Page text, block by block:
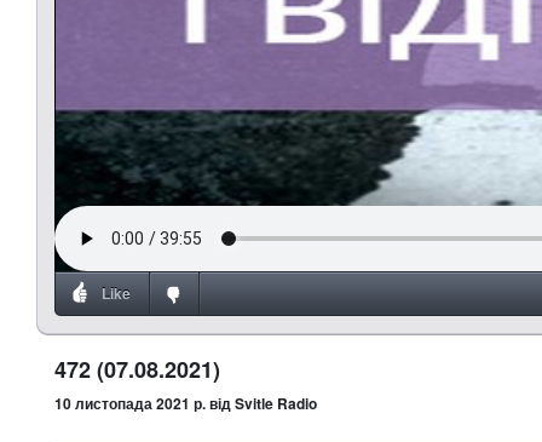
Like
472 (07.08.2021)
10 листопада 2021 р.від Svitle Radio